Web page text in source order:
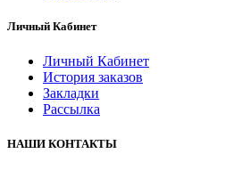
Личный Кабинет
Личный Кабинет
История заказов
Закладки
Рассылка
НАШИ КОНТАКТЫ